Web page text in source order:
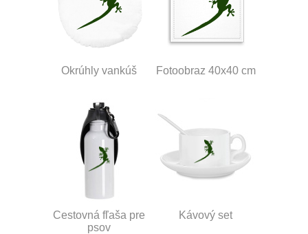
Okrúhly vankúš Fotoobraz 40x40 cm
Cestovná fľaša pre
psov
Kávový set